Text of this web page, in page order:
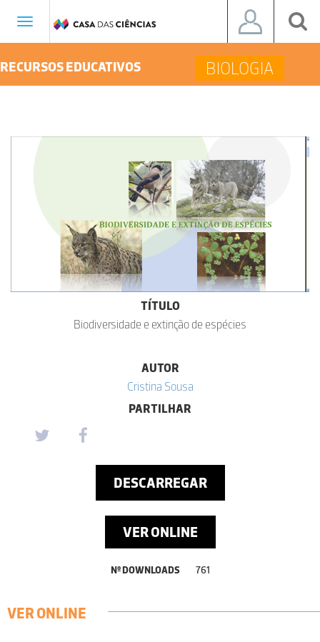
Toggle
RECURSOS EDUCATIVOS BIOLOGIA
TÍTULO
Biodiversidade e extinção de espécies
AUTOR
Cristina Sousa
PARTILHAR
DESCARREGAR
VER ONLINE
Nº DOWNLOADS 761
VER ONLINE